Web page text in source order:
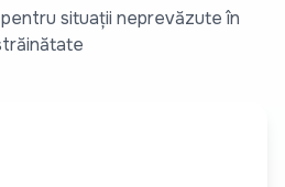
situații neprevăzute în